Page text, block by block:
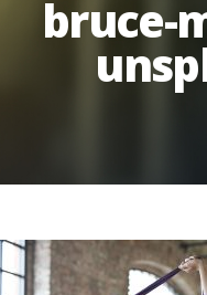
bruce-